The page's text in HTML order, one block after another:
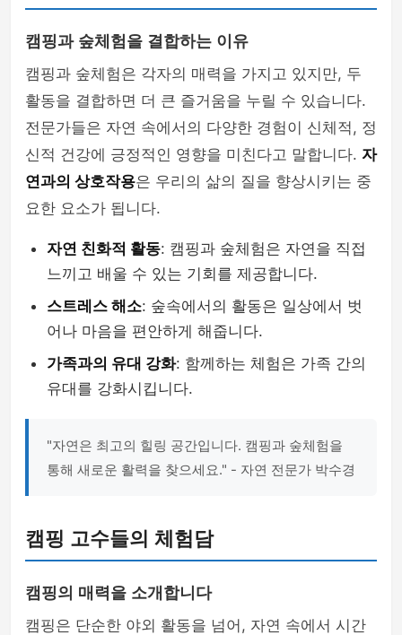
캠핑과 숲체험을 결합하는 이유
캠핑과 숲체험은 각자의 매력을 가지고 있지만, 두
활동을 결합하면 더 큰 즐거움을 누릴 수 있습니다.
전문가들은 자연 속에서의 다양한 경험이 신체적, 정
신적 건강에 긍정적인 영향을 미친다고 말합니다. 자
연과의 상호작용은 우리의 삶의 질을 향상시키는 중
요한 요소가 됩니다.
자연 친화적 활동: 캠핑과 숲체험은 자연을 직접
느끼고 배울 수 있는 기회를 제공합니다.
스트레스 해소: 숲속에서의 활동은 일상에서 벗
어나 마음을 편안하게 해줍니다.
가족과의 유대 강화: 함께하는 체험은 가족 간의
유대를 강화시킵니다.
"자연은 최고의 힐링 공간입니다. 캠핑과 숲체험을
통해 새로운 활력을 찾으세요." - 자연 전문가 박수경
캠핑 고수들의 체험담
캠핑의 매력을 소개합니다
캠핑은 단순한 야외 활동을 넘어, 자연 속에서 시간